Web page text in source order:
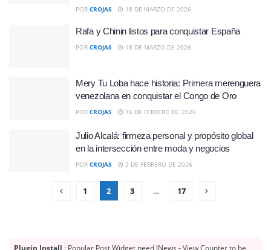
POR CROJAS 18 DE MARZO DE 2026
Rafa y Chinin listos para conquistar España
POR CROJAS 18 DE MARZO DE 2026
Mery Tu Loba hace historia: Primera merenguera
venezolana en conquistar el Congo de Oro
POR CROJAS 16 DE FEBRERO DE 2026
Julio Alcalá: firmeza personal y propósito global
en la intersección entre moda y negocios
POR CROJAS 2 DE FEBRERO DE 2026
1 2 3 … 17
Plugin Install : Popular Post Widget need JNews - View Counter to be